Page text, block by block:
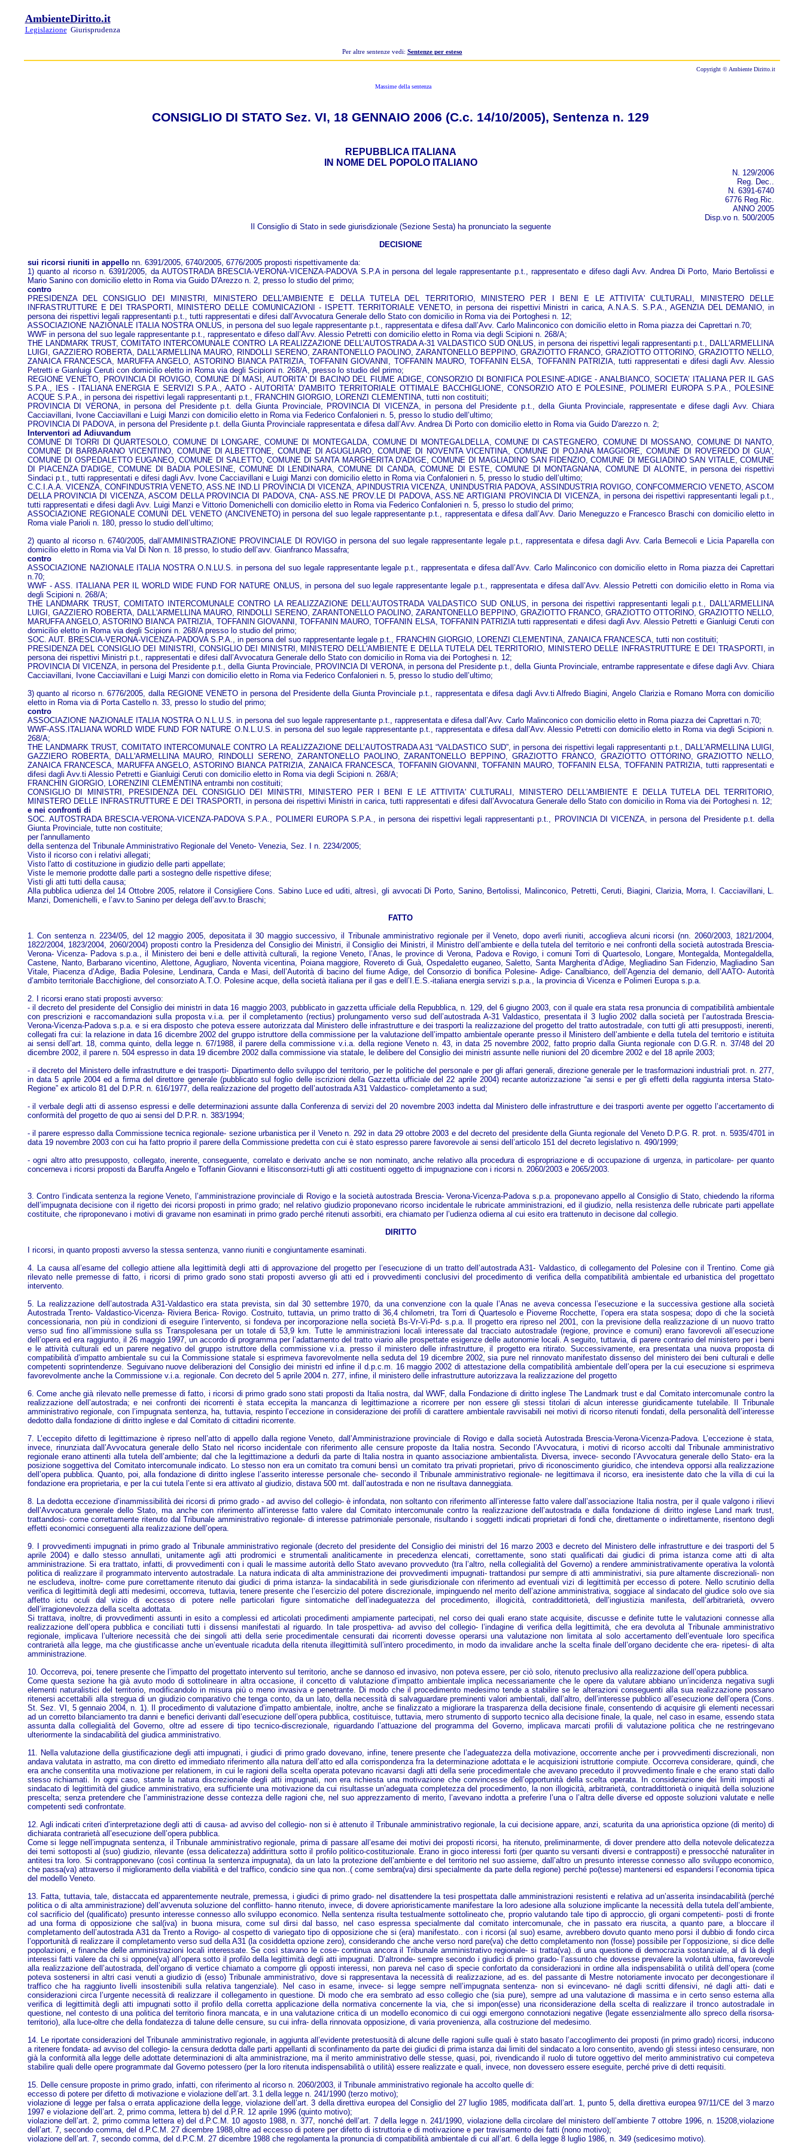
AmbienteDiritto.it
Legislazione Giurisprudenza
Per altre sentenze vedi: Sentenze per esteso
Copyright © Ambiente Diritto.it
Massime della sentenza
CONSIGLIO DI STATO Sez. VI, 18 GENNAIO 2006 (C.c. 14/10/2005), Sentenza n. 129
REPUBBLICA ITALIANA
IN NOME DEL POPOLO ITALIANO
N. 129/2006
Reg. Dec..
N. 6391-6740
6776 Reg.Ric.
ANNO 2005
Disp.vo n. 500/2005
Il Consiglio di Stato in sede giurisdizionale (Sezione Sesta) ha pronunciato la seguente
DECISIONE
sui ricorsi riuniti in appellonn. 6391/2005, 6740/2005, 6776/2005 proposti rispettivamente da:
1) quanto al ricorso n. 6391/2005, da AUTOSTRADA BRESCIA-VERONA-VICENZA-PADOVA S.P.A in persona del legale rappresentante p.t., rappresentato e difeso dagli Avv. Andrea Di Porto, Mario Bertolissi e
Mario Sanino con domicilio eletto in Roma via Guido D'Arezzo n. 2, presso lo studio del primo;
contro
PRESIDENZA DEL CONSIGLIO DEI MINISTRI, MINISTERO DELL'AMBIENTE E DELLA TUTELA DEL TERRITORIO, MINISTERO PER I BENI E LE ATTIVITA' CULTURALI, MINISTERO DELLE
INFRASTRUTTURE E DEI TRASPORTI, MINISTERO DELLE COMUNICAZIONI - ISPETT. TERRITORIALE VENETO, in persona dei rispettivi Ministri in carica, A.N.A.S. S.P.A., AGENZIA DEL DEMANIO, in
persona dei rispettivi legali rappresentanti p.t., tutti rappresentati e difesi dall’Avvocatura Generale dello Stato con domicilio in Roma via dei Portoghesi n. 12;
ASSOCIAZIONE NAZIONALE ITALIA NOSTRA ONLUS, in persona del suo legale rappresentante p.t., rappresentata e difesa dall’Avv. Carlo Malinconico con domicilio eletto in Roma piazza dei Caprettari n.70;
WWF in persona del suo legale rappresentante p.t., rappresentato e difeso dall’Avv. Alessio Petretti con domicilio eletto in Roma via degli Scipioni n. 268/A;
THE LANDMARK TRUST, COMITATO INTERCOMUNALE CONTRO LA REALIZZAZIONE DELL’AUTOSTRADA A-31 VALDASTICO SUD ONLUS, in persona dei rispettivi legali rappresentanti p.t., DALL'ARMELLINA
LUIGI, GAZZIERO ROBERTA, DALL'ARMELLINA MAURO, RINDOLLI SERENO, ZARANTONELLO PAOLINO, ZARANTONELLO BEPPINO, GRAZIOTTO FRANCO, GRAZIOTTO OTTORINO, GRAZIOTTO NELLO,
ZANAICA FRANCESCA, MARUFFA ANGELO, ASTORINO BIANCA PATRIZIA, TOFFANIN GIOVANNI, TOFFANIN MAURO, TOFFANIN ELSA, TOFFANIN PATRIZIA, tutti rappresentati e difesi dagli Avv. Alessio
Petretti e Gianluigi Ceruti con domicilio eletto in Roma via degli Scipioni n. 268/A, presso lo studio del primo;
REGIONE VENETO, PROVINCIA DI ROVIGO, COMUNE DI MASI, AUTORITA' DI BACINO DEL FIUME ADIGE, CONSORZIO DI BONIFICA POLESINE-ADIGE - ANALBIANCO, SOCIETA’ ITALIANA PER IL GAS
S.P.A., IES - ITALIANA ENERGIA E SERVIZI S.P.A., AATO - AUTORITA' D'AMBITO TERRITORIALE OTTIMALE BACCHIGLIONE, CONSORZIO ATO E POLESINE, POLIMERI EUROPA S.P.A., POLESINE
ACQUE S.P.A., in persona dei rispettivi legali rappresentanti p.t., FRANCHIN GIORGIO, LORENZI CLEMENTINA, tutti non costituiti;
PROVINCIA DI VERONA, in persona del Presidente p.t. della Giunta Provinciale, PROVINCIA DI VICENZA, in persona del Presidente p.t., della Giunta Provinciale, rappresentate e difese dagli Avv. Chiara
Cacciavillani, Ivone Cacciavillani e Luigi Manzi con domicilio eletto in Roma via Federico Confalonieri n. 5, presso lo studio dell’ultimo;
PROVINCIA DI PADOVA, in persona del Presidente p.t. della Giunta Provinciale rappresentata e difesa dall’Avv. Andrea Di Porto con domicilio eletto in Roma via Guido D'arezzo n. 2;
Interventori ad Adiuvandum
COMUNE DI TORRI DI QUARTESOLO, COMUNE DI LONGARE, COMUNE DI MONTEGALDA, COMUNE DI MONTEGALDELLA, COMUNE DI CASTEGNERO, COMUNE DI MOSSANO, COMUNE DI NANTO,
COMUNE DI BARBARANO VICENTINO, COMUNE DI ALBETTONE, COMUNE DI AGUGLIARO, COMUNE DI NOVENTA VICENTINA, COMUNE DI POJANA MAGGIORE, COMUNE DI ROVEREDO DI GUA',
COMUNE DI OSPEDALETTO EUGANEO, COMUNE DI SALETTO, COMUNE DI SANTA MARGHERITA D'ADIGE, COMUNE DI MAGLIADINO SAN FIDENZIO, COMUNE DI MEGLIADINO SAN VITALE, COMUNE
DI PIACENZA D'ADIGE, COMUNE DI BADIA POLESINE, COMUNE DI LENDINARA, COMUNE DI CANDA, COMUNE DI ESTE, COMUNE DI MONTAGNANA, COMUNE DI ALONTE, in persona dei rispettivi
Sindaci p.t., tutti rappresentati e difesi dagli Avv. Ivone Cacciavillani e Luigi Manzi con domicilio eletto in Roma via Confalonieri n. 5, presso lo studio dell’ultimo;
C.C.I.A.A. VICENZA, CONFINDUSTRIA VENETO, ASS.NE IND.LI PROVINCIA DI VICENZA, APINDUSTRIA VICENZA, UNINDUSTRIA PADOVA, ASSINDUSTRIA ROVIGO, CONFCOMMERCIO VENETO, ASCOM
DELLA PROVINCIA DI VICENZA, ASCOM DELLA PROVINCIA DI PADOVA, CNA- ASS.NE PROV.LE DI PADOVA, ASS.NE ARTIGIANI PROVINCIA DI VICENZA, in persona dei rispettivi rappresentanti legali p.t.,
tutti rappresentati e difesi dagli Avv. Luigi Manzi e Vittorio Domenichelli con domicilio eletto in Roma via Federico Confalonieri n. 5, presso lo studio del primo;
ASSOCIAZIONE REGIONALE COMUNI DEL VENETO (ANCIVENETO) in persona del suo legale rappresentante p.t., rappresentata e difesa dall’Avv. Dario Meneguzzo e Francesco Braschi con domicilio eletto in
Roma viale Parioli n. 180, presso lo studio dell’ultimo;
2) quanto al ricorso n. 6740/2005, dall’AMMINISTRAZIONE PROVINCIALE DI ROVIGO in persona del suo legale rappresentante legale p.t., rappresentata e difesa dagli Avv. Carla Bernecoli e Licia Paparella con
domicilio eletto in Roma via Val Di Non n. 18 presso, lo studio dell’avv. Gianfranco Massafra;
contro
ASSOCIAZIONE NAZIONALE ITALIA NOSTRA O.N.LU.S. in persona del suo legale rappresentante legale p.t., rappresentata e difesa dall’Avv. Carlo Malinconico con domicilio eletto in Roma piazza dei Caprettari
n.70;
WWF - ASS. ITALIANA PER IL WORLD WIDE FUND FOR NATURE ONLUS, in persona del suo legale rappresentante legale p.t., rappresentata e difesa dall’Avv. Alessio Petretti con domicilio eletto in Roma via
degli Scipioni n. 268/A;
THE LANDMARK TRUST, COMITATO INTERCOMUNALE CONTRO LA REALIZZAZIONE DELL’AUTOSTRADA VALDASTICO SUD ONLUS, in persona dei rispettivi rappresentanti legali p.t., DALL'ARMELLINA
LUIGI, GAZZIERO ROBERTA, DALL'ARMELLINA MAURO, RINDOLLI SERENO, ZARANTONELLO PAOLINO, ZARANTONELLO BEPPINO, GRAZIOTTO FRANCO, GRAZIOTTO OTTORINO, GRAZIOTTO NELLO,
MARUFFA ANGELO, ASTORINO BIANCA PATRIZIA, TOFFANIN GIOVANNI, TOFFANIN MAURO, TOFFANIN ELSA, TOFFANIN PATRIZIA tutti rappresentati e difesi dagli Avv. Alessio Petretti e Gianluigi Ceruti con
domicilio eletto in Roma via degli Scipioni n. 268/A presso lo studio del primo;
SOC. AUT. BRESCIA-VERONA-VICENZA-PADOVA S.P.A., in persona del suo rappresentante legale p.t., FRANCHIN GIORGIO, LORENZI CLEMENTINA, ZANAICA FRANCESCA, tutti non costituiti;
PRESIDENZA DEL CONSIGLIO DEI MINISTRI, CONSIGLIO DEI MINISTRI, MINISTERO DELL'AMBIENTE E DELLA TUTELA DEL TERRITORIO, MINISTERO DELLE INFRASTRUTTURE E DEI TRASPORTI, in
persona dei rispettivi Ministri p.t., rappresentati e difesi dall’Avvocatura Generale dello Stato con domicilio in Roma via dei Portoghesi n. 12;
PROVINCIA DI VICENZA, in persona del Presidente p.t., della Giunta Provinciale, PROVINCIA DI VERONA, in persona del Presidente p.t., della Giunta Provinciale, entrambe rappresentate e difese dagli Avv. Chiara
Cacciavillani, Ivone Cacciavillani e Luigi Manzi con domicilio eletto in Roma via Federico Confalonieri n. 5, presso lo studio dell’ultimo;
3) quanto al ricorso n. 6776/2005, dalla REGIONE VENETO in persona del Presidente della Giunta Provinciale p.t., rappresentata e difesa dagli Avv.ti Alfredo Biagini, Angelo Clarizia e Romano Morra con domicilio
eletto in Roma via di Porta Castello n. 33, presso lo studio del primo;
contro
ASSOCIAZIONE NAZIONALE ITALIA NOSTRA O.N.L.U.S. in persona del suo legale rappresentante p.t., rappresentata e difesa dall’Avv. Carlo Malinconico con domicilio eletto in Roma piazza dei Caprettari n.70;
WWF-ASS.ITALIANA WORLD WIDE FUND FOR NATURE O.N.L.U.S. in persona del suo legale rappresentante p.t., rappresentata e difesa dall’Avv. Alessio Petretti con domicilio eletto in Roma via degli Scipioni n.
268/A;
THE LANDMARK TRUST, COMITATO INTERCOMUNALE CONTRO LA REALIZZAZIONE DELL’AUTOSTRADA A31 “VALDASTICO SUD”, in persona dei rispettivi legali rappresentanti p.t., DALL'ARMELLINA LUIGI,
GAZZIERO ROBERTA, DALL'ARMELLINA MAURO, RINDOLLI SERENO, ZARANTONELLO PAOLINO, ZARANTONELLO BEPPINO, GRAZIOTTO FRANCO, GRAZIOTTO OTTORINO, GRAZIOTTO NELLO,
ZANAICA FRANCESCA, MARUFFA ANGELO, ASTORINO BIANCA PATRIZIA, ZANAICA FRANCESCA, TOFFANIN GIOVANNI, TOFFANIN MAURO, TOFFANIN ELSA, TOFFANIN PATRIZIA, tutti rappresentati e
difesi dagli Avv.ti Alessio Petretti e Gianluigi Ceruti con domicilio eletto in Roma via degli Scipioni n. 268/A;
FRANCHIN GIORGIO, LORENZINI CLEMENTINA entrambi non costituiti;
CONSIGLIO DI MINISTRI, PRESIDENZA DEL CONSIGLIO DEI MINISTRI, MINISTERO PER I BENI E LE ATTIVITA' CULTURALI, MINISTERO DELL'AMBIENTE E DELLA TUTELA DEL TERRITORIO,
MINISTERO DELLE INFRASTRUTTURE E DEI TRASPORTI, in persona dei rispettivi Ministri in carica, tutti rappresentati e difesi dall’Avvocatura Generale dello Stato con domicilio in Roma via dei Portoghesi n. 12;
e nei confronti di
SOC. AUTOSTRADA BRESCIA-VERONA-VICENZA-PADOVA S.P.A., POLIMERI EUROPA S.P.A., in persona dei rispettivi legali rappresentanti p.t., PROVINCIA DI VICENZA, in persona del Presidente p.t. della
Giunta Provinciale, tutte non costituite;
per l'annullamento
della sentenza del Tribunale Amministrativo Regionale del Veneto- Venezia, Sez. I n. 2234/2005;
Visto il ricorso con i relativi allegati;
Visto l'atto di costituzione in giudizio delle parti appellate;
Viste le memorie prodotte dalle parti a sostegno delle rispettive difese;
Visti gli atti tutti della causa;
Alla pubblica udienza del 14 Ottobre 2005, relatore il Consigliere Cons. Sabino Luce ed uditi, altresì, gli avvocati Di Porto, Sanino, Bertolissi, Malinconico, Petretti, Ceruti, Biagini, Clarizia, Morra, I. Cacciavillani, L.
Manzi, Domenichelli, e l’avv.to Sanino per delega dell’avv.to Braschi;
FATTO
1. Con sentenza n. 2234/05, del 12 maggio 2005, depositata il 30 maggio successivo, il Tribunale amministrativo regionale per il Veneto, dopo averli riuniti, accoglieva alcuni ricorsi (nn. 2060/2003, 1821/2004,
1822/2004, 1823/2004, 2060/2004) proposti contro la Presidenza del Consiglio dei Ministri, il Consiglio dei Ministri, il Ministro dell’ambiente e della tutela del territorio e nei confronti della società autostrada Brescia-
Verona- Vicenza- Padova s.p.a., il Ministero dei beni e delle attività culturali, la regione Veneto, l’Anas, le province di Verona, Padova e Rovigo, i comuni Torri di Quartesolo, Longare, Montegalda, Montegaldella,
Castene, Nanto, Barbarano vicentino, Alettone, Agugliaro, Noventa vicentina, Poiana maggiore, Rovereto di Guà, Ospedaletto euganeo, Saletto, Santa Margherita d’Adige, Megliadino San Fidenzio, Magliadino San
Vitale, Piacenza d’Adige, Badia Polesine, Lendinara, Canda e Masi, dell’Autorità di bacino del fiume Adige, del Consorzio di bonifica Polesine- Adige- Canalbianco, dell’Agenzia del demanio, dell’AATO- Autorità
d’ambito territoriale Bacchiglione, del consorziato A.T.O. Polesine acque, della società italiana per il gas e dell’I.E.S.-italiana energia servizi s.p.a., la provincia di Vicenza e Polimeri Europa s.p.a.
2. I ricorsi erano stati proposti avverso:
- il decreto del presidente del Consiglio dei ministri in data 16 maggio 2003, pubblicato in gazzetta ufficiale della Repubblica, n. 129, del 6 giugno 2003, con il quale era stata resa pronuncia di compatibilità ambientale
con prescrizioni e raccomandazioni sulla proposta v.i.a. per il completamento (rectius) prolungamento verso sud dell’autostrada A-31 Valdastico, presentata il 3 luglio 2002 dalla società per l’autostrada Brescia-
Verona-Vicenza-Padova s.p.a. e si era disposto che poteva essere autorizzata dal Ministero delle infrastrutture e dei trasporti la realizzazione del progetto del tratto autostradale, con tutti gli atti presupposti, inerenti,
collegati fra cui: la relazione in data 16 dicembre 2002 del gruppo istruttore della commissione per la valutazione dell’impatto ambientale operante presso il Ministero dell’ambiente e della tutela del territorio e istituita
ai sensi dell’art. 18, comma quinto, della legge n. 67/1988, il parere della commissione v.i.a. della regione Veneto n. 43, in data 25 novembre 2002, fatto proprio dalla Giunta regionale con D.G.R. n. 37/48 del 20
dicembre 2002, il parere n. 504 espresso in data 19 dicembre 2002 dalla commissione via statale, le delibere del Consiglio dei ministri assunte nelle riunioni del 20 dicembre 2002 e del 18 aprile 2003;
- il decreto del Ministero delle infrastrutture e dei trasporti- Dipartimento dello sviluppo del territorio, per le politiche del personale e per gli affari generali, direzione generale per le trasformazioni industriali prot. n. 277,
in data 5 aprile 2004 ed a firma del direttore generale (pubblicato sul foglio delle iscrizioni della Gazzetta ufficiale del 22 aprile 2004) recante autorizzazione “ai sensi e per gli effetti della raggiunta intersa Stato-
Regione” ex articolo 81 del D.P.R. n. 616/1977, della realizzazione del progetto dell’autostrada A31 Valdastico- completamento a sud;
- il verbale degli atti di assenso espressi e delle determinazioni assunte dalla Conferenza di servizi del 20 novembre 2003 indetta dal Ministero delle infrastrutture e dei trasporti avente per oggetto l’accertamento di
conformità del progetto de quo ai sensi del D.P.R. n. 383/1994;
- il parere espresso dalla Commissione tecnica regionale- sezione urbanistica per il Veneto n. 292 in data 29 ottobre 2003 e del decreto del presidente della Giunta regionale del Veneto D.P.G. R. prot. n. 5935/4701 in
data 19 novembre 2003 con cui ha fatto proprio il parere della Commissione predetta con cui è stato espresso parere favorevole ai sensi dell’articolo 151 del decreto legislativo n. 490/1999;
- ogni altro atto presupposto, collegato, inerente, conseguente, correlato e derivato anche se non nominato, anche relativo alla procedura di espropriazione e di occupazione di urgenza, in particolare- per quanto
concerneva i ricorsi proposti da Baruffa Angelo e Toffanin Giovanni e litisconsorzi-tutti gli atti costituenti oggetto di impugnazione con i ricorsi n. 2060/2003 e 2065/2003.
3. Contro l’indicata sentenza la regione Veneto, l’amministrazione provinciale di Rovigo e la società autostrada Brescia- Verona-Vicenza-Padova s.p.a. proponevano appello al Consiglio di Stato, chiedendo la riforma
dell’impugnata decisione con il rigetto dei ricorsi proposti in primo grado; nel relativo giudizio proponevano ricorso incidentale le rubricate amministrazioni, ed il giudizio, nella resistenza delle rubricate parti appellate
costituite, che riproponevano i motivi di gravame non esaminati in primo grado perché ritenuti assorbiti, era chiamato per l’udienza odierna al cui esito era trattenuto in decisone dal collegio.
DIRITTO
I ricorsi, in quanto proposti avverso la stessa sentenza, vanno riuniti e congiuntamente esaminati.
4. La causa all’esame del collegio attiene alla legittimità degli atti di approvazione del progetto per l’esecuzione di un tratto dell’autostrada A31- Valdastico, di collegamento del Polesine con il Trentino. Come già
rilevato nelle premesse di fatto, i ricorsi di primo grado sono stati proposti avverso gli atti ed i provvedimenti conclusivi del procedimento di verifica della compatibilità ambientale ed urbanistica del progettato
intervento.
5. La realizzazione dell’autostrada A31-Valdastico era stata prevista, sin dal 30 settembre 1970, da una convenzione con la quale l’Anas ne aveva concessa l’esecuzione e la successiva gestione alla società
Autostrada Trento- Valdastico-Vicenza- Riviera Berica- Rovigo. Costruito, tuttavia, un primo tratto di 36,4 chilometri, tra Torri di Quartesolo e Pioverne Rocchette, l’opera era stata sospesa; dopo di che la società
concessionaria, non più in condizioni di eseguire l’intervento, si fondeva per incorporazione nella società Bs-Vr-Vi-Pd- s.p.a. Il progetto era ripreso nel 2001, con la previsione della realizzazione di un nuovo tratto
verso sud fino all’immissione sulla ss Transpolesana per un totale di 53,9 km. Tutte le amministrazioni locali interessate dal tracciato autostradale (regione, province e comuni) erano favorevoli all’esecuzione
dell’opera ed era raggiunto, il 26 maggio 1997, un accordo di programma per l’adattamento del tratto viario alle prospettate esigenze delle autonomie locali. A seguito, tuttavia, di parere contrario del ministero per i beni
e le attività culturali ed un parere negativo del gruppo istruttore della commissione v.i.a. presso il ministero delle infrastrutture, il progetto era ritirato. Successivamente, era presentata una nuova proposta di
compatibilità d’impatto ambientale su cui la Commissione statale si esprimeva favorevolmente nella seduta del 19 dicembre 2002, sia pure nel rinnovato manifestato dissenso del ministero dei beni culturali e delle
competenti soprintendenze. Seguivano nuove deliberazioni del Consiglio dei ministri ed infine il d.p.c.m. 16 maggio 2002 di attestazione della compatibilità ambientale dell’opera per la cui esecuzione si esprimeva
favorevolmente anche la Commissione v.i.a. regionale. Con decreto del 5 aprile 2004 n. 277, infine, il ministero delle infrastrutture autorizzava la realizzazione del progetto
6. Come anche già rilevato nelle premesse di fatto, i ricorsi di primo grado sono stati proposti da Italia nostra, dal WWF, dalla Fondazione di diritto inglese The Landmark trust e dal Comitato intercomunale contro la
realizzazione dell’autostrada; e nei confronti dei ricorrenti è stata eccepita la mancanza di legittimazione a ricorrere per non essere gli stessi titolari di alcun interesse giuridicamente tutelabile. Il Tribunale
amministrativo regionale, con l’impugnata sentenza, ha, tuttavia, respinto l’eccezione in considerazione dei profili di carattere ambientale ravvisabili nei motivi di ricorso ritenuti fondati, della personalità dell’interesse
dedotto dalla fondazione di diritto inglese e dal Comitato di cittadini ricorrente.
7. L’eccepito difetto di legittimazione è ripreso nell’atto di appello dalla regione Veneto, dall’Amministrazione provinciale di Rovigo e dalla società Autostrada Brescia-Verona-Vicenza-Padova. L’eccezione è stata,
invece, rinunziata dall’Avvocatura generale dello Stato nel ricorso incidentale con riferimento alle censure proposte da Italia nostra. Secondo l’Avvocatura, i motivi di ricorso accolti dal Tribunale amministrativo
regionale erano attinenti alla tutela dell’ambiente; dal che la legittimazione a dedurli da parte di Italia nostra in quanto associazione ambientalista. Diversa, invece- secondo l’Avvocatura generale dello Stato- era la
posizione soggettiva del Comitato intercomunale indicato. Lo stesso non era un comitato tra comuni bensì un comitato tra privati proprietari, privo di riconoscimento giuridico, che intendeva opporsi alla realizzazione
dell’opera pubblica. Quanto, poi, alla fondazione di diritto inglese l’asserito interesse personale che- secondo il Tribunale amministrativo regionale- ne legittimava il ricorso, era inesistente dato che la villa di cui la
fondazione era proprietaria, e per la cui tutela l’ente si era attivato al giudizio, distava 500 mt. dall’autostrada e non ne risultava danneggiata.
8. La dedotta eccezione d’inammissibilità dei ricorsi di primo grado - ad avviso del collegio- è infondata, non soltanto con riferimento all’interesse fatto valere dall’associazione Italia nostra, per il quale valgono i rilievi
dell’Avvocatura generale dello Stato, ma anche con riferimento all’interesse fatto valere dal Comitato intercomunale contro la realizzazione dell’autostrada e dalla fondazione di diritto inglese Land mark trust,
trattandosi- come correttamente ritenuto dal Tribunale amministrativo regionale- di interesse patrimoniale personale, risultando i soggetti indicati proprietari di fondi che, direttamente o indirettamente, risentono degli
effetti economici conseguenti alla realizzazione dell’opera.
9. I provvedimenti impugnati in primo grado al Tribunale amministrativo regionale (decreto del presidente del Consiglio dei ministri del 16 marzo 2003 e decreto del Ministero delle infrastrutture e dei trasporti del 5
aprile 2004) e dallo stesso annullati, unitamente agli atti prodromici e strumentali analiticamente in precedenza elencati, correttamente, sono stati qualificati dai giudici di prima istanza come atti di alta
amministrazione. Si era trattato, infatti, di provvedimenti con i quali le massime autorità dello Stato avevano provveduto (tra l’altro, nella collegialità del Governo) a rendere amministrativamente operativa la volontà
politica di realizzare il programmato intervento autostradale. La natura indicata di alta amministrazione dei provvedimenti impugnati- trattandosi pur sempre di atti amministrativi, sia pure altamente discrezionali- non
ne escludeva, inoltre- come pure correttamente ritenuto dai giudici di prima istanza- la sindacabilità in sede giurisdizionale con riferimento ad eventuali vizi di legittimità per eccesso di potere. Nello scrutinio della
verifica di legittimità degli atti medesimi, occorreva, tuttavia, tenere presente che l’esercizio del potere discrezionale, impinguendo nel merito dell’azione amministrativa, soggiace al sindacato del giudice solo ove sia
affetto ictu oculi dal vizio di eccesso di potere nelle particolari figure sintomatiche dell’inadeguatezza del procedimento, illogicità, contraddittorietà, dell’ingiustizia manifesta, dell’arbitrarietà, ovvero
dell’irragionevolezza della scelta adottata.
Si trattava, inoltre, di provvedimenti assunti in esito a complessi ed articolati procedimenti ampiamente partecipati, nel corso dei quali erano state acquisite, discusse e definite tutte le valutazioni connesse alla
realizzazione dell’opera pubblica e conciliati tutti i dissensi manifestati al riguardo. In tale prospettiva- ad avviso del collegio- l’indagine di verifica della legittimità, che era devoluta al Tribunale amministrativo
regionale, implicava l’ulteriore necessità che dei singoli atti della serie procedimentale censurati dai ricorrenti dovesse operarsi una valutazione non limitata al solo accertamento dell’eventuale loro specifica
contrarietà alla legge, ma che giustificasse anche un’eventuale ricaduta della ritenuta illegittimità sull’intero procedimento, in modo da invalidare anche la scelta finale dell’organo decidente che era- ripetesi- di alta
amministrazione.
10. Occorreva, poi, tenere presente che l’impatto del progettato intervento sul territorio, anche se dannoso ed invasivo, non poteva essere, per ciò solo, ritenuto preclusivo alla realizzazione dell’opera pubblica.
Come questa sezione ha già avuto modo di sottolineare in altra occasione, il concetto di valutazione d’impatto ambientale implica necessariamente che le opere da valutare abbiano un’incidenza negativa sugli
elementi naturalistici del territorio, modificandolo in misura più o meno invasiva e penetrante. Di modo che il procedimento medesimo tende a stabilire se le alterazioni conseguenti alla sua realizzazione possano
ritenersi accettabili alla stregua di un giudizio comparativo che tenga conto, da un lato, della necessità di salvaguardare preminenti valori ambientali, dall’altro, dell’interesse pubblico all’esecuzione dell’opera (Cons.
St. Sez. VI, 5 gennaio 2004, n. 1). Il procedimento di valutazione d’impatto ambientale, inoltre, anche se finalizzato a migliorare la trasparenza della decisione finale, consentendo di acquisire gli elementi necessari
ad un corretto bilanciamento tra danni e benefici derivanti dall’esecuzione dell’opera pubblica, costituisce, tuttavia, mero strumento di supporto tecnico alla decisione finale, la quale, nel caso in esame, essendo stata
assunta dalla collegialità del Governo, oltre ad essere di tipo tecnico-discrezionale, riguardando l’attuazione del programma del Governo, implicava marcati profili di valutazione politica che ne restringevano
ulteriormente la sindacabilità del giudica amministrativo.
11. Nella valutazione della giustificazione degli atti impugnati, i giudici di primo grado dovevano, infine, tenere presente che l’adeguatezza della motivazione, occorrente anche per i provvedimenti discrezionali, non
andava valutata in astratto, ma con diretto ed immediato riferimento alla natura dell’atto ed alla corrispondenza fra la determinazione adottata e le acquisizioni istruttorie compiute. Occorreva considerare, quindi, che
era anche consentita una motivazione per relationem, in cui le ragioni della scelta operata potevano ricavarsi dagli atti della serie procedimentale che avevano preceduto il provvedimento finale e che erano stati dallo
stesso richiamati. In ogni caso, stante la natura discrezionale degli atti impugnati, non era richiesta una motivazione che convincesse dell’opportunità della scelta operata. In considerazione dei limiti imposti al
sindacato di legittimità del giudice amministrativo, era sufficiente una motivazione da cui risultasse un’adeguata completezza del procedimento, la non illogicità, arbitrarietà, contraddittorietà o iniquità della soluzione
prescelta; senza pretendere che l’amministrazione desse contezza delle ragioni che, nel suo apprezzamento di merito, l’avevano indotta a preferire l’una o l’altra delle diverse ed opposte soluzioni valutate e nelle
competenti sedi confrontate.
12. Agli indicati criteri d’interpretazione degli atti di causa- ad avviso del collegio- non si è attenuto il Tribunale amministrativo regionale, la cui decisione appare, anzi, scaturita da una aprioristica opzione (di merito) di
dichiarata contrarietà all’esecuzione dell’opera pubblica.
Come si legge nell’impugnata sentenza, il Tribunale amministrativo regionale, prima di passare all’esame dei motivi dei proposti ricorsi, ha ritenuto, preliminarmente, di dover prendere atto della notevole delicatezza
dei temi sottoposti al (suo) giudizio, rilevante (essa delicatezza) addirittura sotto il profilo politico-costituzionale. Erano in gioco interessi forti (per quanto su versanti diversi e contrapposti) e pressocché naturaliter in
antitesi tra loro. Si contrapponevano (così continua la sentenza impugnata), da un lato la protezione dell’ambiente e del territorio nel suo assieme, dall’altro un presunto interesse connesso allo sviluppo economico,
che passa(va) attraverso il miglioramento della viabilità e del traffico, condicio sine qua non..( come sembra(va) dirsi specialmente da parte della regione) perché po(tesse) mantenersi ed espandersi l’economia tipica
del modello Veneto.
13. Fatta, tuttavia, tale, distaccata ed apparentemente neutrale, premessa, i giudici di primo grado- nel disattendere la tesi prospettata dalle amministrazioni resistenti e relativa ad un’asserita insindacabilità (perché
politica o di alta amministrazione) dell’avvenuta soluzione del conflitto- hanno ritenuto, invece, di dovere aprioristicamente manifestare la loro adesione alla soluzione implicante la necessità della tutela dell’ambiente,
col sacrificio del (qualificato) presunto interesse connesso allo sviluppo economico. Nella sentenza risulta testualmente sottolineato che, proprio valutando tale tipo di approccio, gli organi competenti- posti di fronte
ad una forma di opposizione che sal(iva) in buona misura, come sul dirsi dal basso, nel caso espressa specialmente dal comitato intercomunale, che in passato era riuscita, a quanto pare, a bloccare il
completamento dell’autostrada A31 da Trento a Rovigo- al cospetto di variegato tipo di opposizione che si (era) manifestato.. con i ricorsi (al suo) esame, avrebbero dovuto quanto meno porsi il dubbio di fondo circa
l’opportunità di realizzare il completamento verso sud della A31 (la cosiddetta opzione zero), considerando che anche verso nord pare(va) che detto completamento non (fosse) possibile per l’opposizione, si dice delle
popolazioni, e finanche delle amministrazioni locali interessate. Se così stavano le cose- continua ancora il Tribunale amministrativo regionale- si tratta(va)..di una questione di democrazia sostanziale, al di là degli
interessi fatti valere da chi si oppone(va) all’opera sotto il profilo della legittimità degli atti impugnati. D’altronde- sempre secondo i giudici di primo grado- l’assunto che dovesse prevalere la volontà ultima, favorevole
alla realizzazione dell’autostrada, dell’organo di vertice chiamato a comporre gli opposti interessi, non pareva nel caso di specie confortato da considerazioni in ordine alla indispensabilità o utilità dell’opera (come
poteva sostenersi in altri casi venuti a giudizio di (esso) Tribunale amministrativo, dove si rappresentava la necessità di realizzazione, ad es. del passante di Mestre notoriamente invocato per decongestionare il
traffico che ha raggiunto livelli insostenibili sulla relativa tangenziale). Nel caso in esame, invece- si legge sempre nell’impugnata sentenza- non si evincevano- né dagli scritti difensivi, né dagli atti- dati e
considerazioni circa l’urgente necessità di realizzare il collegamento in questione. Di modo che era sembrato ad esso collegio che (sia pure), sempre ad una valutazione di massima e in certo senso esterna alla
verifica di legittimità degli atti impugnati sotto il profilo della corretta applicazione della normativa concernente la via, che si impon(esse) una riconsiderazione della scelta di realizzare il tronco autostradale in
questione, nel contesto di una politica del territorio finora mancata, e in una valutazione critica di un modello economico di cui oggi emergono connotazioni negative (legate essenzialmente allo spreco della risorsa-
territorio), alla luce-oltre che della fondatezza di talune delle censure, su cui infra- della rinnovata opposizione, di varia provenienza, alla costruzione del medesimo.
14. Le riportate considerazioni del Tribunale amministrativo regionale, in aggiunta all’evidente pretestuosità di alcune delle ragioni sulle quali è stato basato l’accoglimento dei proposti (in primo grado) ricorsi, inducono
a ritenere fondata- ad avviso del collegio- la censura dedotta dalle parti appellanti di sconfinamento da parte dei giudici di prima istanza dai limiti del sindacato a loro consentito, avendo gli stessi inteso censurare, non
già la conformità alla legge delle adottate determinazioni di alta amministrazione, ma il merito amministrativo delle stesse, quasi, poi, rivendicando il ruolo di tutore oggettivo del merito amministrativo cui competeva
stabilire quali delle opere programmate dal Governo potessero (per la loro ritenuta indispensabilità o utilità) essere realizzate e quali, invece, non dovessero essere eseguite, perché prive di detti requisiti.
15. Delle censure proposte in primo grado, infatti, con riferimento al ricorso n. 2060/2003, il Tribunale amministrativo regionale ha accolto quelle di:
eccesso di potere per difetto di motivazione e violazione dell’art. 3.1 della legge n. 241/1990 (terzo motivo);
violazione di legge per falsa o errata applicazione della legge, violazione dell’art. 3 della direttiva europea del Consiglio del 27 luglio 1985, modificata dall’art. 1, punto 5, della direttiva europea 97/11/CE del 3 marzo
1997 e violazione dell’art. 2, primo comma, lettera b) del d.P.R. 12 aprile 1996 (quinto motivo);
violazione dell’art. 2, primo comma lettera e) del d.P.C.M. 10 agosto 1988, n. 377, nonché dell’art. 7 della legge n. 241/1990, violazione della circolare del ministero dell’ambiente 7 ottobre 1996, n. 15208,violazione
dell’art. 7, secondo comma, del d.P.C.M. 27 dicembre 1988,oltre ad eccesso di potere per difetto di istruttoria e di motivazione e per travisamento dei fatti (nono motivo);
violazione dell’art. 7, secondo comma, del d.P.C.M. 27 dicembre 1988 che regolamenta la pronuncia di compatibilità ambientale di cui all’art. 6 della legge 8 luglio 1986, n. 349 (sedicesimo motivo).